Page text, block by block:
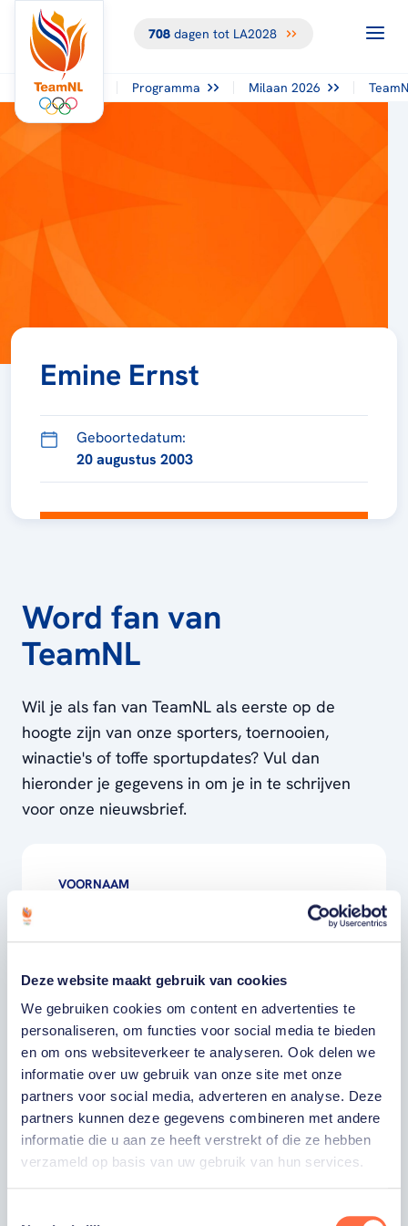
Deze website maakt gebruik van cookies
We gebruiken cookies om content en advertenties te
personaliseren, om functies voor social media te bieden
en om ons websiteverkeer te analyseren. Ook delen we
informatie over uw gebruik van onze site met onze
partners voor social media, adverteren en analyse. Deze
partners kunnen deze gegevens combineren met andere
informatie die u aan ze heeft verstrekt of die ze hebben
verzameld op basis van uw gebruik van hun services.
708dagen tot LA2028
Programma Milaan 2026
Emine Ernst
Geboortedatum:
20 augustus 2003
Word fan van
TeamNL
Wil je als fan van TeamNL als eerste op de
hoogte zijn van onze sporters, toernooien,
winactie's of toffe sportupdates? Vul dan
hieronder je gegevens in om je in te schrijven
voor onze nieuwsbrief.
VOORNAAM
ACHTERNAAM
E-MAILADRES
Ja, ik word fan van TeamNL en ontvang
graag gepersonaliseerd nieuws over
TeamNL, het TeamNL Huis, interviews, acties,
kortingen, voorrang op evenementen,
video’s en merchandise. Je kunt je op elk
moment uitschrijven. *
Ja, ik wil als fan van TeamNL op de hoogte